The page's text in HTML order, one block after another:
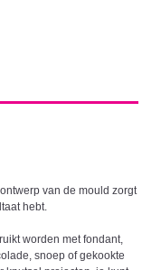
van de mould zorgt
hebt.
worden met fondant,
snoep of gekookte